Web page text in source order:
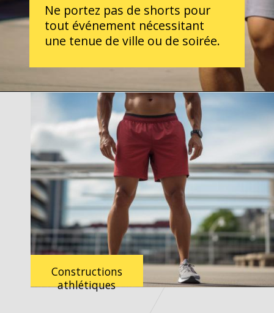
Ne portez pas de shorts pour
tout événement nécessitant
une tenue de ville ou de soirée.
Constructions
athlétiques